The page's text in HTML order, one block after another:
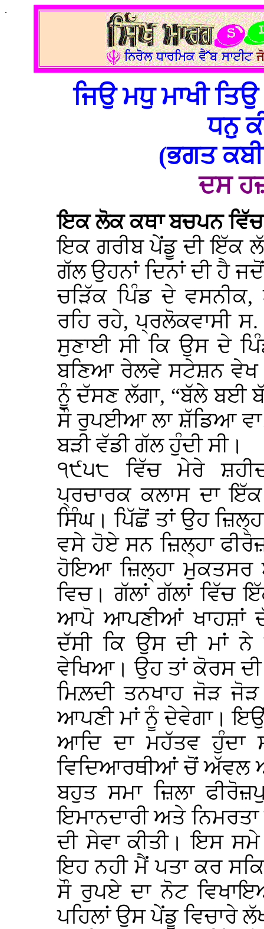
.
ਜਿਉ ਮਧੁ ਮਾਖੀ
ਧਨੁ
(ਭਗਤ
ਦਸ
ਇਕ ਲੋਕ ਕਥਾ ਬਚਪਨ
ਇਕ ਗਰੀਬ ਪੇਂਡੂ ਦੀ ਇੱਕ
ਗੱਲ ਉਹਨਾਂ ਦਿਨਾਂ ਦੀ ਹੈ
ਚੜਿੱਕ ਪਿੰਡ ਦੇ ਵਸਨੀਕ,
ਰਹਿ ਰਹੇ, ਪ੍ਰਲੋਕਵਾਸੀ
ਸੁਣਾਈ ਸੀ ਕਿ ਉਸ ਦੇ
ਬਣਿਆ ਰੇਲਵੇ ਸਟੇਸ਼ਨ
ਨੂੰ ਦੱਸਣ ਲੱਗਾ, “ਬੱਲੇ ਬਈ
ਸੌ ਰੁਪਈਆ ਲਾ ਸ਼ੱਡਿਆ
ਬੜੀ ਵੱਡੀ ਗੱਲ ਹੁੰਦੀ ਸੀ।
੧੯੫੮ ਵਿੱਚ ਮੇਰੇ
ਪ੍ਰਚਾਰਕ ਕਲਾਸ ਦਾ
ਸਿੰਘ। ਪਿੱਛੋਂ ਤਾਂ ਉਹ
ਵਸੇ ਹੋਏ ਸਨ ਜ਼ਿਲ੍ਹਾ
ਹੋਇਆ ਜ਼ਿਲ੍ਹਾ ਮੁਕਤਸਰ
ਵਿਚ। ਗੱਲਾਂ ਗੱਲਾਂ ਵਿੱਚ
ਆਪੋ ਆਪਣੀਆਂ ਖਾਹਸ਼ਾਂ
ਦੱਸੀ ਕਿ ਉਸ ਦੀ ਮਾਂ
ਵੇਖਿਆ। ਉਹ ਤਾਂ ਕੋਰਸ
ਮਿਲ਼ਦੀ ਤਨਖਾਹ ਜੋੜ
ਆਪਣੀ ਮਾਂ ਨੂੰ ਦੇਵੇਗਾ। ਇਉਂ
ਆਦਿ ਦਾ ਮਹੱਤਵ
ਵਿਦਿਆਰਥੀਆਂ ਚੋਂ ਅੱਵਲ
ਬਹੁਤ ਸਮਾ ਜ਼ਿਲਾ
ਇਮਾਨਦਾਰੀ ਅਤੇ
ਦੀ ਸੇਵਾ ਕੀਤੀ। ਇਸ
ਇਹ ਨਹੀ ਮੈਂ ਪਤਾ ਕਰ
ਸੌ ਰੁਪਏ ਦਾ ਨੋਟ
ਪਹਿਲਾਂ ਉਸ ਪੇਂਡੂ ਵਿਚਾਰੇ